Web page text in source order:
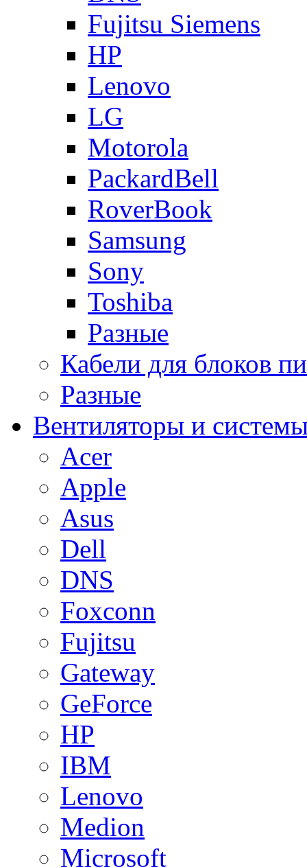
Fujitsu Siemens
HP
Lenovo
LG
Motorola
PackardBell
RoverBook
Samsung
Sony
Toshiba
Разные
Кабели для блоков
Разные
Вентиляторы и
Acer
Apple
Asus
Dell
DNS
Foxconn
Fujitsu
Gateway
GeForce
HP
IBM
Lenovo
Medion
Microsoft